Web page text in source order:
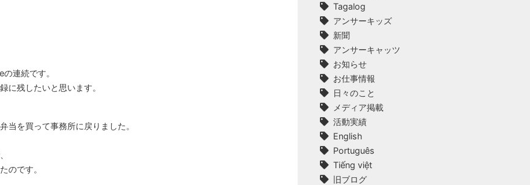
連続です。
に残したいと思います。
当を買って事務所に戻りました。
のです。
Tagalog
アンサーキッズ
新聞
アンサーキャッツ
お知らせ
お仕事情報
日々のこと
メディア掲載
活動実績
English
Português
Tiếng việt
旧ブログ